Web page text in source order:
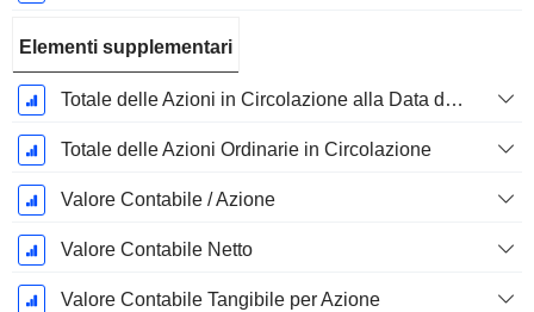
Elementi supplementari
Totale delle Azioni in Circolazione alla Data di Deposito
Totale delle Azioni Ordinarie in Circolazione
Valore Contabile / Azione
Valore Contabile Netto
Valore Contabile Tangibile per Azione